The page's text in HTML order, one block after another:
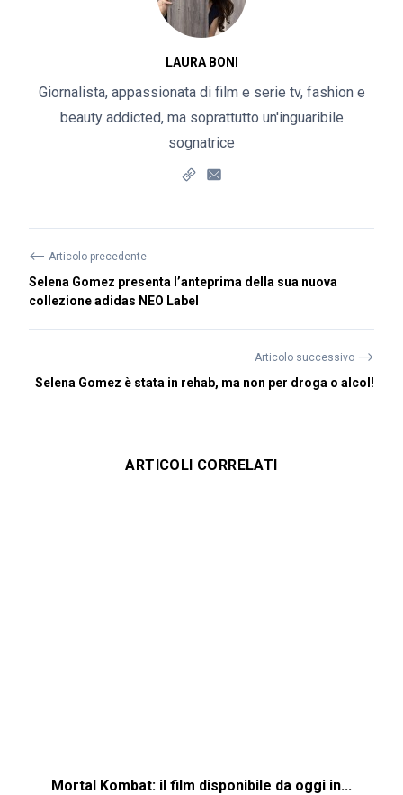
LAURA BONI
Giornalista, appassionata di film e serie tv, fashion e
beauty addicted, ma soprattutto un'inguaribile
sognatrice
⟵ Articolo precedente
Selena Gomez presenta l’anteprima della sua nuova
collezione adidas NEO Label
Articolo successivo ⟶
Selena Gomez è stata in rehab, ma non per droga o alcol!
ARTICOLI CORRELATI
Mortal Kombat: il film disponibile da oggi in...